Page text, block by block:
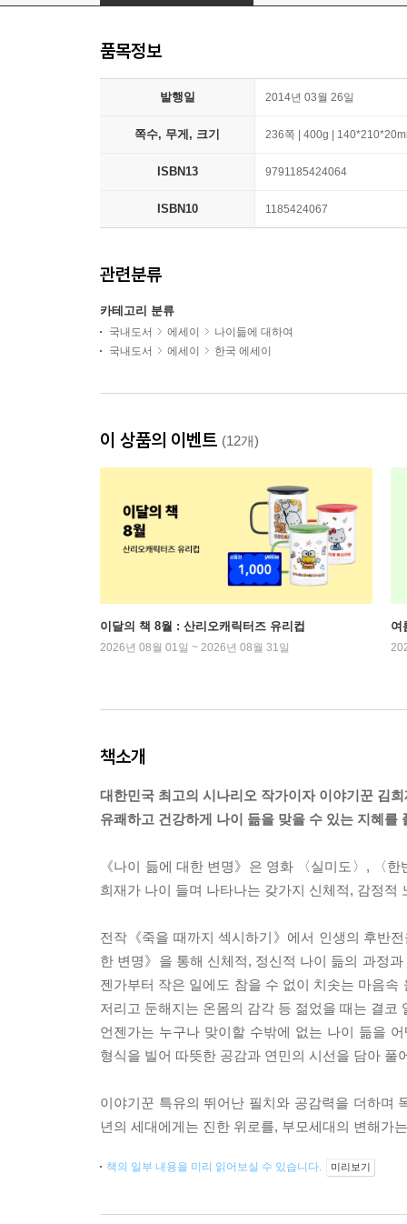
품목정보
발행일 2014년 03월 26일
쪽수, 무게, 크기 236쪽 | 400g |
ISBN13 9791185424064
ISBN10 1185424067
관련분류
카테고리 분류
국내도서 에세이
나이듦에 대하여
국내도서
에세이 한국 에세이
이 상품의 이벤트 (12개)
이달의 책 8월 : 산리오캐릭터즈 유리컵
2026년 08월 01일 ~ 2026년 08월 31일
여
책소개
대한민국 최고의 시나리오 작가이자 이야기꾼 김희
유쾌하고 건강하게 나이 듦을 맞을 수 있는 지혜를
《나이 듦에 대한 변명》은 영화 〈실미도〉, 〈
희재가 나이 들며 나타나는 갖가지 신체적, 감정
전작《죽을 때까지 섹시하기》에서 인생의 후반
한 변명》을 통해 신체적, 정신적 나이 듦의 과정
젠가부터 작은 일에도 참을 수 없이 치솟는 마음
저리고 둔해지는 온몸의 감각 등 젊었을 때는 결
언젠가는 누구나 맞이할 수밖에 없는 나이 듦을
형식을 빌어 따뜻한 공감과 연민의 시선을 담아 풀
이야기꾼 특유의 뛰어난 필치와 공감력을 더하며
년의 세대에게는 진한 위로를, 부모세대의 변해가
책의 일부 내용을 미리 읽어보실 수 있습니다. 미리보기